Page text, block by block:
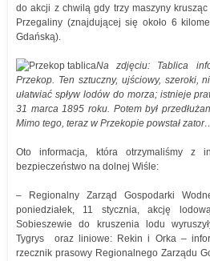
do akcji z chwilą gdy trzy maszyny
Przegaliny (znajdującej się około 6
Gdańską).
Na zdjęciu: Tablica
Przekop. Ten sztuczny, ujściowy, szeroki,
ułatwiać spływ lodów do morza; istnieje
31 marca 1895 roku. Potem był
Mimo tego, teraz w Przekopie powstał
Oto informacja, która otrzymaliśmy z
bezpieczeństwo na dolnej Wiśle:
– Regionalny Zarząd Gospodarki
poniedziałek, 11 stycznia, akcję
Sobieszewie do kruszenia lodu
Tygrys oraz liniowe: Rekin i Orka –
rzecznik prasowy Regionalnego Zarządu